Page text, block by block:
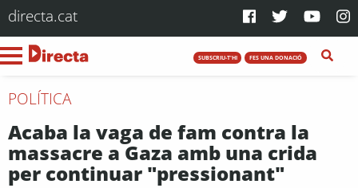
directa.cat
SUBSCRIU-T'HI FES UNA DONACIÓ
POLÍTICA
Acaba la vaga de fam contra la
massacre a Gaza amb una crida
per continuar "pressionant"